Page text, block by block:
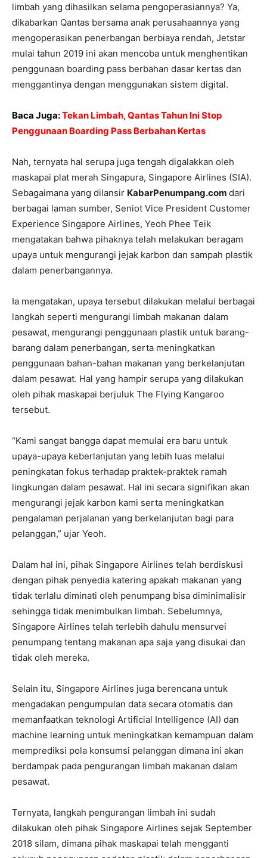
limbah yang dihasilkan selama pengoperasiannya? Ya,
dikabarkan Qantas bersama anak perusahaannya yang
mengoperasikan penerbangan berbiaya rendah, Jetstar
mulai tahun 2019 ini akan mencoba untuk menghentikan
penggunaan boarding pass berbahan dasar kertas dan
menggantinya dengan menggunakan sistem digital.
Baca Juga:Tekan Limbah, Qantas Tahun Ini Stop
Penggunaan Boarding Pass Berbahan Kertas
Nah, ternyata hal serupa juga tengah digalakkan oleh
maskapai plat merah Singapura, Singapore Airlines (SIA).
Sebagaimana yang dilansir KabarPenumpang.com dari
berbagai laman sumber, Seniot Vice President Customer
Experience Singapore Airlines, Yeoh Phee Teik
mengatakan bahwa pihaknya telah melakukan beragam
upaya untuk mengurangi jejak karbon dan sampah plastik
dalam penerbangannya.
Ia mengatakan, upaya tersebut dilakukan melalui berbagai
langkah seperti mengurangi limbah makanan dalam
pesawat, mengurangi penggunaan plastik untuk barang-
barang dalam penerbangan, serta meningkatkan
penggunaan bahan-bahan makanan yang berkelanjutan
dalam pesawat. Hal yang hampir serupa yang dilakukan
oleh pihak maskapai berjuluk The Flying Kangaroo
tersebut.
“Kami sangat bangga dapat memulai era baru untuk
upaya-upaya keberlanjutan yang lebih luas melalui
peningkatan fokus terhadap praktek-praktek ramah
lingkungan dalam pesawat. Hal ini secara signifikan akan
mengurangi jejak karbon kami serta meningkatkan
pengalaman perjalanan yang berkelanjutan bagi para
pelanggan,” ujar Yeoh.
Dalam hal ini, pihak Singapore Airlines telah berdiskusi
dengan pihak penyedia katering apakah makanan yang
tidak terlalu diminati oleh penumpang bisa diminimalisir
sehingga tidak menimbulkan limbah. Sebelumnya,
Singapore Airlines telah terlebih dahulu mensurvei
penumpang tentang makanan apa saja yang disukai dan
tidak oleh mereka.
Selain itu, Singapore Airlines juga berencana untuk
mengadakan pengumpulan data secara otomatis dan
memanfaatkan teknologi Artificial Intelligence (AI) dan
machine learning untuk meningkatkan kemampuan dalam
memprediksi pola konsumsi pelanggan dimana ini akan
berdampak pada pengurangan limbah makanan dalam
pesawat.
Ternyata, langkah pengurangan limbah ini sudah
dilakukan oleh pihak Singapore Airlines sejak September
2018 silam, dimana pihak maskapai telah mengganti